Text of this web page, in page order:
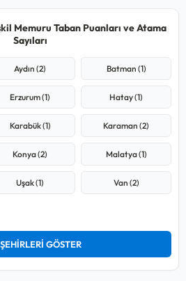
Memuru Taban Puanları ve Atama
Sayıları
Aydın (2) Batman (1)
Erzurum (1) Hatay (1)
Karabük (1) Karaman (2)
Konya (2) Malatya (1)
Uşak (1) Van (2)
GÖSTER